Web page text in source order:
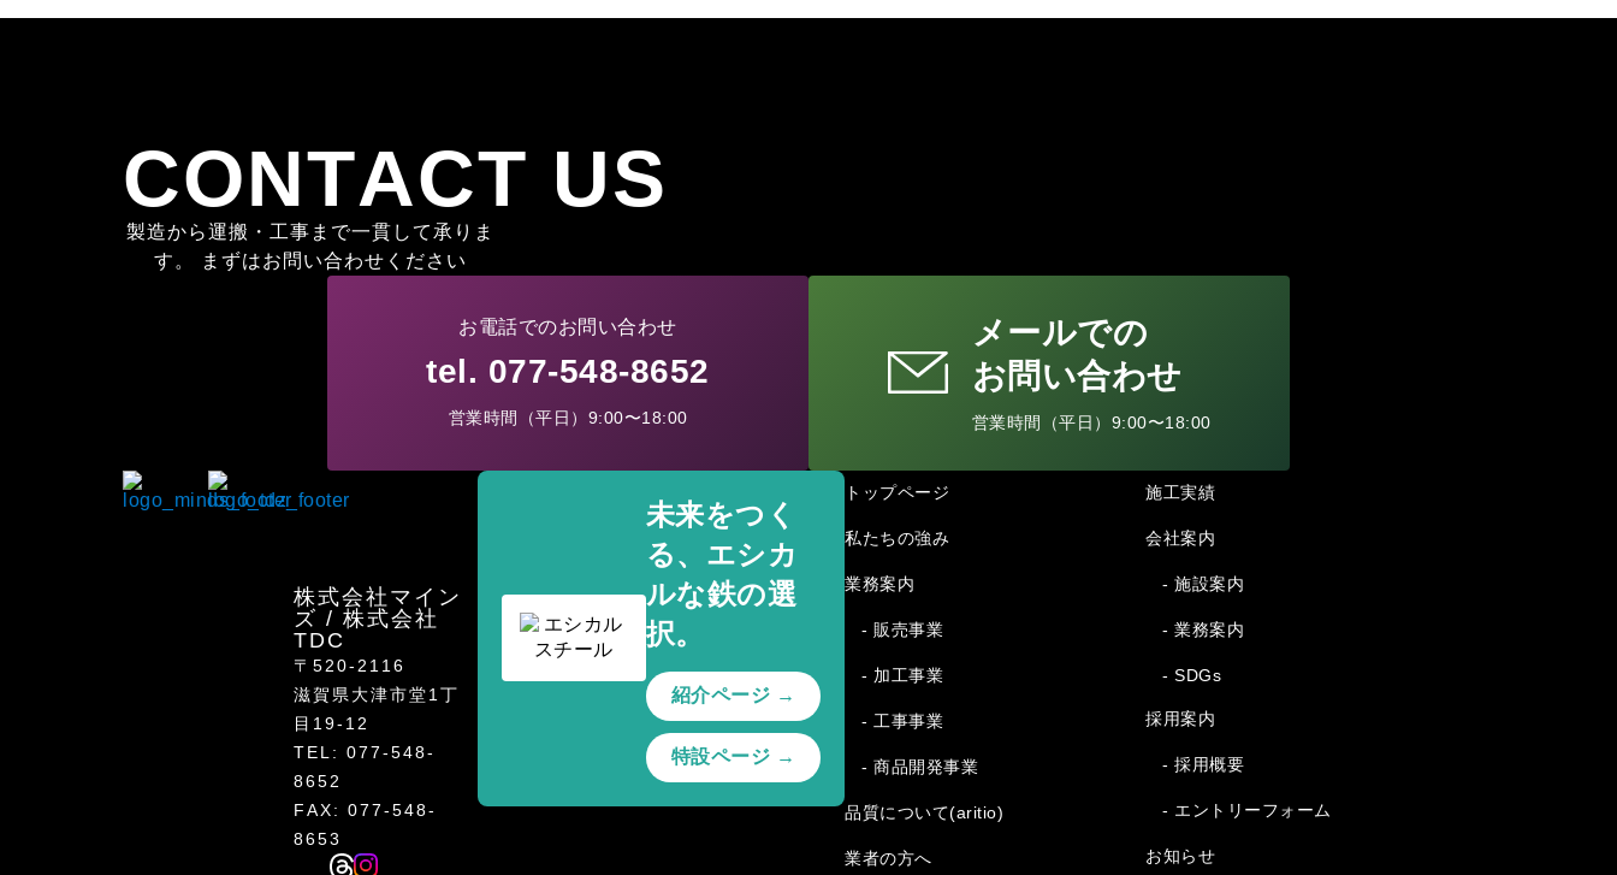
CONTACT US
製造から運搬・工事まで一貫して承りま
す。 まずはお問い合わせください
お電話でのお問い合わせ
tel. 077-548-8652
営業時間（平日）9:00〜18:00
メールでの
お問い合わせ
営業時間（平日）9:00〜18:00
株式会社マイン
ズ / 株式会社
TDC
〒520-2116
滋賀県大津市堂1丁
目19-12
TEL: 077-548-
8652
FAX: 077-548-
8653
未来をつく
る、エシカ
ルな鉄の選
択。
紹介ページ →
特設ページ →
トップページ
私たちの強み
業務案内
- 販売事業
- 加工事業
- 工事事業
- 商品開発事業
品質について(aritio)
業者の方へ
施工実績
会社案内
- 施設案内
- 業務案内
- SDGs
採用案内
- 採用概要
- エントリーフォーム
お知らせ